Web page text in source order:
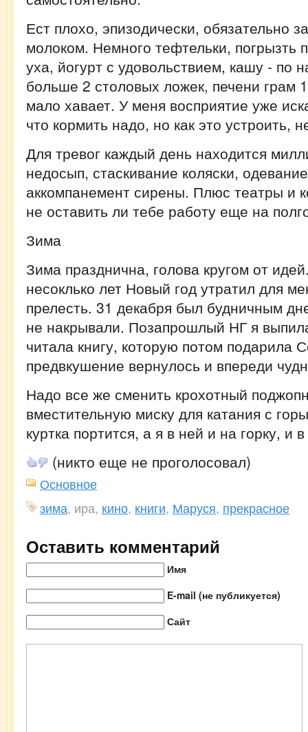
Ест плохо, эпизодически, обязательно
молоком. Немного тефтельки, погрызть
уха, йогурт с удовольствием, кашу - по
больше 2 столовых ложек, печени грам
мало хавает. У меня восприятие уже
что кормить надо, но как это устроить,
Для тревог каждый день находится
недосып, стаскивание коляски,
аккомпанемент сирены. Плюс театры и
не оставить ли тебе работу еще на
Зима
Зима празднична, голова кругом от
несоклько лет Новый год утратил для
прелесть. 31 декабря был будничным
не накрывали. Позапрошлый НГ я
читала книгу, которую потом подарила
предвкушение вернулось и впереди
Надо все же сменить крохотный
вместительную миску для катания с
куртка портится, а я в ней и на горку, и
(никто еще не проголосовал)
Основное
зима, ира, кино, книги, Маруся, прекрасное
Оставить комментарий
Имя
E-mail (не публикуется)
Сайт